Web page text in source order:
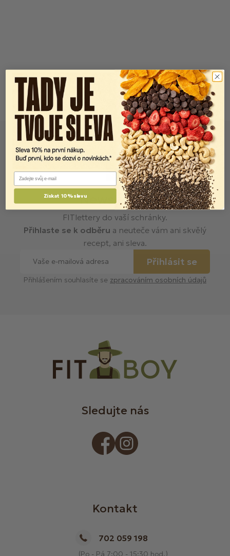
Newsletter
FITlettery do vaší schránky.
Přihlaste se k odběru a neuteče vám ani skvělý
recept, ani sleva.
Přihlásit se
Přihlášením souhlasíte se zpracováním osobních údajů
Sledujte nás
Kontakt
702 059 198
(Po - Pá 7:00 - 15:30 hod.)
Email
Získat 10% slevu